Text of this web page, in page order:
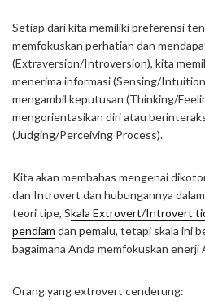
Setiap dari kita memiliki preferensi
memfokuskan perhatian dan
(Extraversion/Introversion), kita
menerima informasi (Sensing/
mengambil keputusan (Thinking/
mengorientasikan diri atau
(Judging/Perceiving Process).
Kita akan membahas mengenai
dan Introvert dan hubungannya
teori tipe, Skala Extrovert/Introvert
pendiam dan pemalu, tetapi skala ini
bagaimana Anda memfokuskan enerji
Orang yang extrovert cenderung: